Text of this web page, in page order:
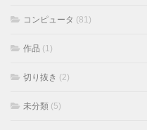
コンピュータ (81)
作品 (1)
切り抜き (2)
未分類 (5)